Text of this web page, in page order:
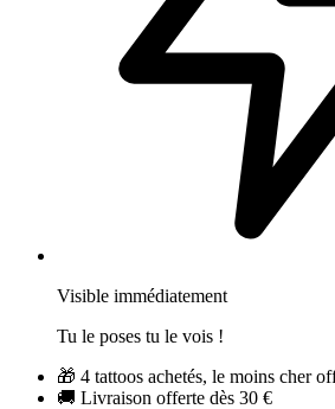
Visible immédiatement
Tu le poses tu le vois !
🎁 4 tattoos achetés, le moins cher
🚚 Livraison offerte dès 30 €